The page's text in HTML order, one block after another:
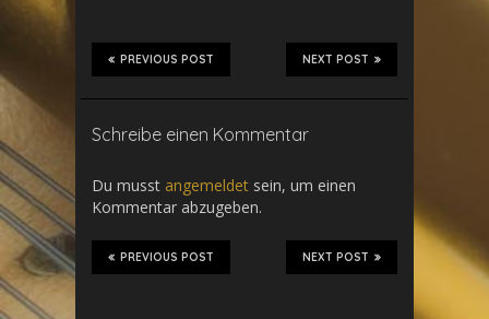
NEXT POST
PREVIOUS POST
Schreibe einen Kommentar
Du musst angemeldet sein, um einen
Kommentar abzugeben.
NEXT POST
PREVIOUS POST